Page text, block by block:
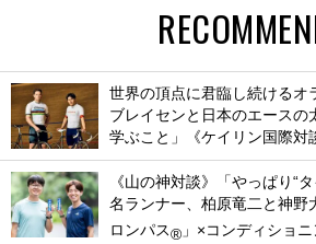
世界の頂点に君臨し続けるオ
ブレイセンと日本のエースの
学ぶこと」《ケイリン国際対
《山の神対談》「やっぱり“
名ランナー、柏原竜二と神野
ロンパス® 」×コンディショ